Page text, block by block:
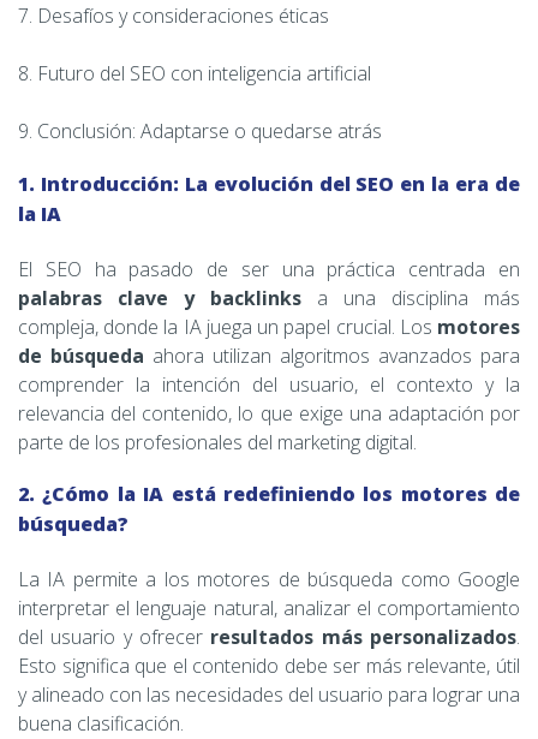
7. Desafíos y consideraciones éticas
8. Futuro del SEO con inteligencia artificial
9. Conclusión: Adaptarse o quedarse atrás
1. Introducción: La evolución del SEO en la era de
la IA
El SEO ha pasado de ser una práctica centrada en
palabras clave y backlinks a una disciplina más
compleja, donde la IA juega un papel crucial. Los motores
de búsqueda ahora utilizan algoritmos avanzados para
comprender la intención del usuario, el contexto y la
relevancia del contenido, lo que exige una adaptación por
parte de los profesionales del marketing digital.
2. ¿Cómo la IA está redefiniendo los motores de
búsqueda?
La IA permite a los motores de búsqueda como Google
interpretar el lenguaje natural, analizar el comportamiento
del usuario y ofrecer resultados más personalizados.
Esto significa que el contenido debe ser más relevante, útil
y alineado con las necesidades del usuario para lograr una
buena clasificación.